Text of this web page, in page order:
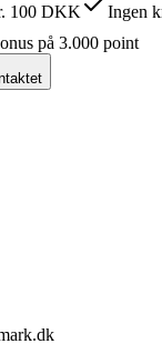
100 DKK
Ingen
på 3.000 point